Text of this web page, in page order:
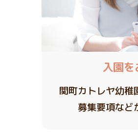
入園
関町カトレヤ幼稚
募集要項など